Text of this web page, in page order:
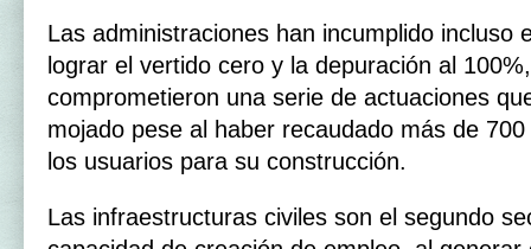
Las administraciones han incumplido incluso
lograr el vertido cero y la depuración al
comprometieron una serie de actuaciones
mojado pese al haber recaudado más de
los usuarios para su construcción.
Las infraestructuras civiles son el segundo